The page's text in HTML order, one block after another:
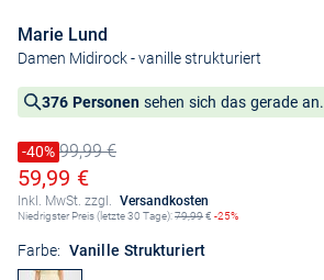
Marie Lund
Damen Midirock- vanille strukturiert
376 Personen sehen sich das gerade an.
Preis reduziert um
-40%
Alter Preis99,99 €
Ermäßigter Preis
59,99 €
Inkl. MwSt. zzgl. Versandkosten
Niedrigster Preis (letzte 30 Tage):79,99€ -25%
Farbe: Vanille Strukturiert